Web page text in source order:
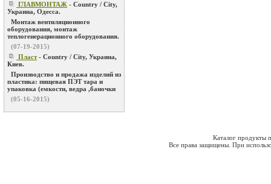
ГЛАВМОНТАЖ - Country / City,
Украина, Одесса.
Монтаж вентиляционного
оборудования, монтаж
теплогенерационного оборудования.
(07-19-2015)
Пласт- Country / City, Украина,
Киев.
Производство и продажа изделий из
пластика: пищевая ПЭТ тара и
упаковка (емкости, ведра ,баночки
(05-16-2015)
Каталог продукты
Все права защищены. При